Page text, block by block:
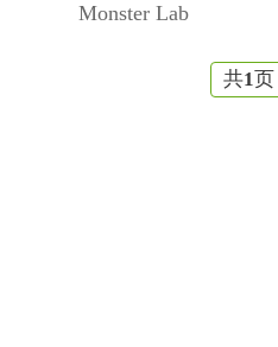
Monster Lab
共1页